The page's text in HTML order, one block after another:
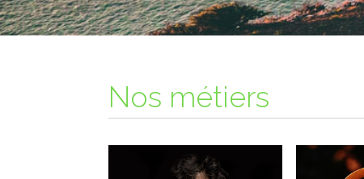
Nos métiers